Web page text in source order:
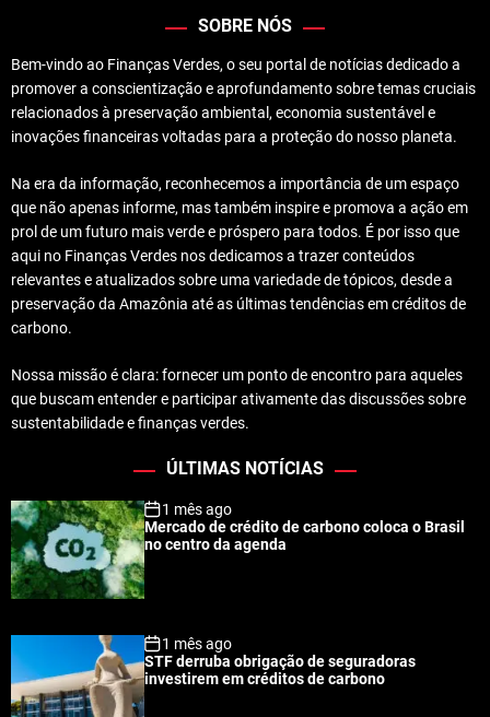
SOBRE NÓS
Bem-vindo ao Finanças Verdes, o seu portal de notícias dedicado a
promover a conscientização e aprofundamento sobre temas cruciais
relacionados à preservação ambiental, economia sustentável e
inovações financeiras voltadas para a proteção do nosso planeta.
Na era da informação, reconhecemos a importância de um espaço
que não apenas informe, mas também inspire e promova a ação em
prol de um futuro mais verde e próspero para todos. É por isso que
aqui no Finanças Verdes nos dedicamos a trazer conteúdos
relevantes e atualizados sobre uma variedade de tópicos, desde a
preservação da Amazônia até as últimas tendências em créditos de
carbono.
Nossa missão é clara: fornecer um ponto de encontro para aqueles
que buscam entender e participar ativamente das discussões sobre
sustentabilidade e finanças verdes.
ÚLTIMAS NOTÍCIAS
1 mês ago
Mercado de crédito de carbono coloca o Brasil
no centro da agenda
1 mês ago
STF derruba obrigação de seguradoras
investirem em créditos de carbono